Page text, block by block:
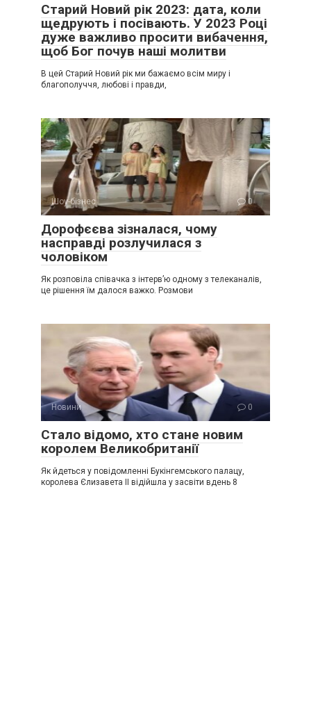
Старий Новий рік 2023: дата, коли
щедрують і посівають. У 2023 Році
дуже важливо просити вибачення,
щоб Бог почув наші молитви
В цей Старий Новий рік ми бажаємо всім миру і
благополуччя, любові і правди,
Шоу-бізнес 0
Дорофєєва зізналася, чому
насправді розлучилася з
чоловіком
Як розповіла співачка з інтерв’ю одному з телеканалів,
це рішення їм далося важко. Розмови
Новини 0
Стало відомо, хто стане новим
королем Великобританії
Як йдеться у повідомленні Букінгемського палацу,
королева Єлизавета ІІ відійшла у засвіти вдень 8